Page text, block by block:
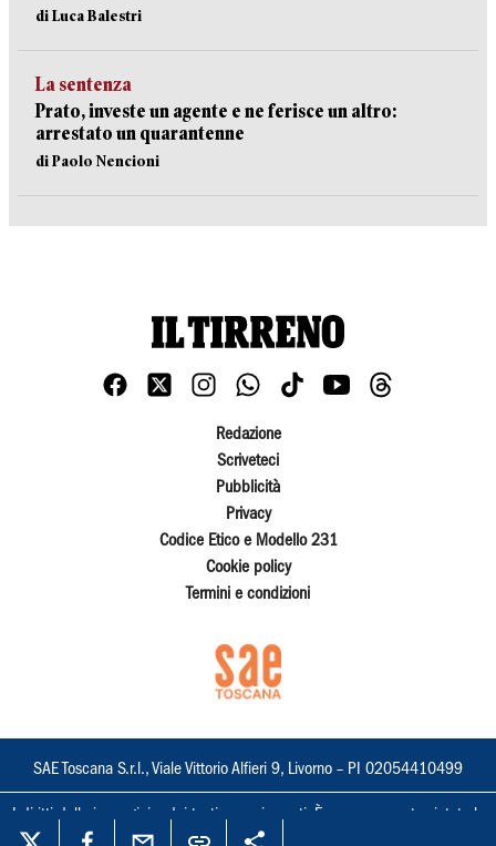
di Luca Balestri
La sentenza
Prato, investe un agente e ne ferisce un altro:
arrestato un quarantenne
di Paolo Nencioni
Redazione
Scriveteci
Pubblicità
Privacy
Codice Etico e Modello 231
Cookie policy
Termini e condizioni
SAE Toscana S.r.l., Viale Vittorio Alfieri 9, Livorno – PI 02054410499
I diritti delle immagini e dei testi sono riservati. È espressamente vietata la
loro riproduzione con qualsiasi mezzo e l'adattamento totale o parziale.